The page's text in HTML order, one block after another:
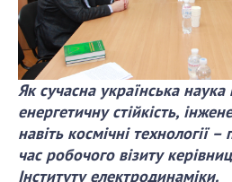
Установи при Президії
Ради, комітети та комісії
Наукові центри МОН та
Громадські організації
Як сучасна українська
енергетичну стійкість,
навіть космічні технології
час робочого візиту
Інституту електродинаміки.